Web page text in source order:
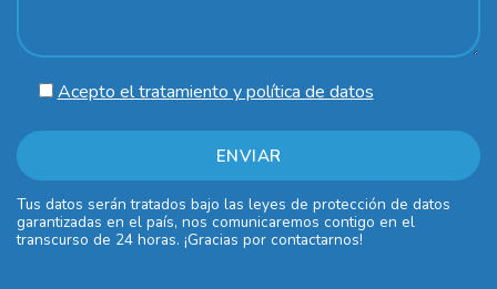
Acepto el tratamiento y política de datos
Tus datos serán tratados bajo las leyes de protección de datos
garantizadas en el país, nos comunicaremos contigo en el
transcurso de 24 horas. ¡Gracias por contactarnos!